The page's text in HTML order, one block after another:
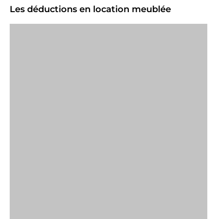
de l’amortissement du bien est donc source